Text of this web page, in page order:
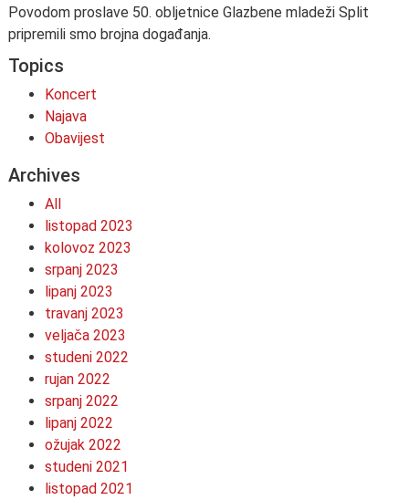
Povodom proslave 50. obljetnice Glazbene mladeži Split
pripremili smo brojna događanja.
Topics
Koncert
Najava
Obavijest
Archives
All
listopad 2023
kolovoz 2023
srpanj 2023
lipanj 2023
travanj 2023
veljača 2023
studeni 2022
rujan 2022
srpanj 2022
lipanj 2022
ožujak 2022
studeni 2021
listopad 2021